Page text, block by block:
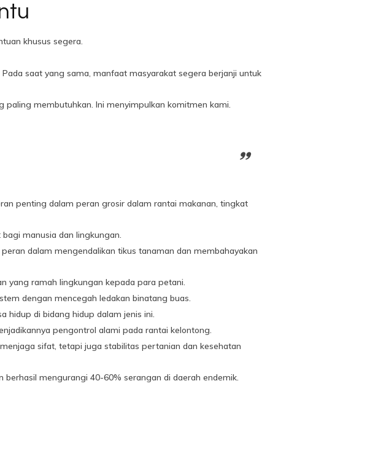
khusus segera.
saat yang sama, manfaat masyarakat segera berjanji untuk
membutuhkan. Ini menyimpulkan komitmen kami.
penting dalam peran grosir dalam rantai makanan, tingkat
manusia dan lingkungan.
dalam mengendalikan tikus tanaman dan membahayakan
yang ramah lingkungan kepada para petani.
dengan mencegah ledakan binatang buas.
hidup di bidang hidup dalam jenis ini.
pengontrol alami pada rantai kelontong.
sifat, tetapi juga stabilitas pertanian dan kesehatan
mengurangi 40-60% serangan di daerah endemik.